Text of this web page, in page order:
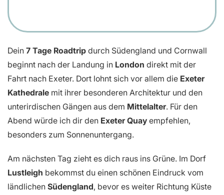
Dein 7 Tage Roadtrip durch Südengland und Cornwall
beginnt nach der Landung in London direkt mit der
Fahrt nach Exeter. Dort lohnt sich vor allem die Exeter
Kathedrale mit ihrer besonderen Architektur und den
unterirdischen Gängen aus dem Mittelalter. Für den
Abend würde ich dir den Exeter Quay empfehlen,
besonders zum Sonnenuntergang.
Am nächsten Tag zieht es dich raus ins Grüne. Im Dorf
Lustleigh bekommst du einen schönen Eindruck vom
ländlichen Südengland, bevor es weiter Richtung Küste